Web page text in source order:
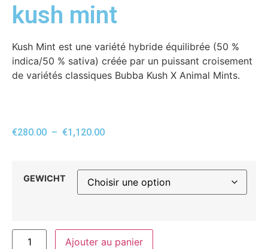
kush mint
Kush Mint est une variété hybride équilibrée (50 %
indica/50 % sativa) créée par un puissant croisement
de variétés classiques Bubba Kush X Animal Mints.
€280.00 – €1,120.00
GEWICHT
Ajouter au panier